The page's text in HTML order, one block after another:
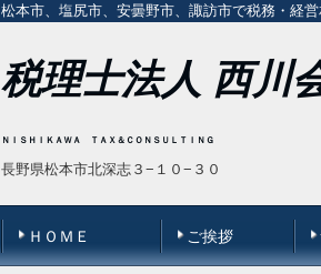
松本市、塩尻市、安曇野市、諏訪市で税務・経
税理士法人 西川
ＮＩＳＨＩＫＡＷＡ ＴＡＸ＆ＣＯＮ ＳＵＬＴＩＮＧ
長野県松本市北深志３−１０−３０
ＨＯＭＥ ご挨拶